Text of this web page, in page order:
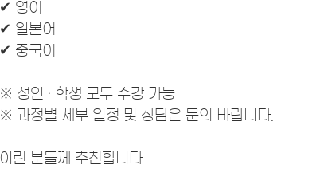
✔ 영어
✔ 일본어
✔ 중국어
※ 성인 · 학생 모두 수강 가능
※ 과정별 세부 일정 및 상담은 문의 바랍니다.
이런 분들께 추천합니다